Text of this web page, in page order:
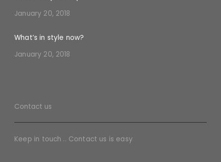
January 20, 2018
What’s in style now?
January 20, 2018
Contact us
Keep in touch .. Contact us is easy